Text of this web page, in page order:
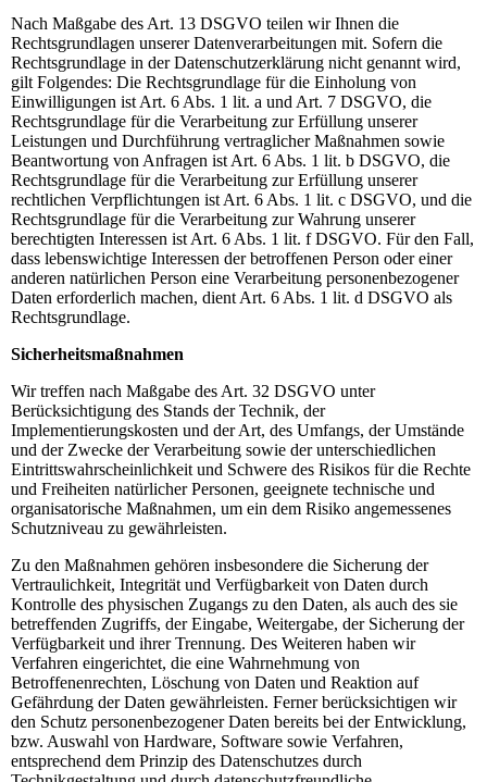
Nach Maßgabe des Art. 13 DSGVO teilen wir Ihnen die
Rechtsgrundlagen unserer Datenverarbeitungen mit. Sofern die
Rechtsgrundlage in der Datenschutzerklärung nicht genannt wird,
gilt Folgendes: Die Rechtsgrundlage für die Einholung von
Einwilligungen ist Art. 6 Abs. 1 lit. a und Art. 7 DSGVO, die
Rechtsgrundlage für die Verarbeitung zur Erfüllung unserer
Leistungen und Durchführung vertraglicher Maßnahmen sowie
Beantwortung von Anfragen ist Art. 6 Abs. 1 lit. b DSGVO, die
Rechtsgrundlage für die Verarbeitung zur Erfüllung unserer
rechtlichen Verpflichtungen ist Art. 6 Abs. 1 lit. c DSGVO, und die
Rechtsgrundlage für die Verarbeitung zur Wahrung unserer
berechtigten Interessen ist Art. 6 Abs. 1 lit. f DSGVO. Für den Fall,
dass lebenswichtige Interessen der betroffenen Person oder einer
anderen natürlichen Person eine Verarbeitung personenbezogener
Daten erforderlich machen, dient Art. 6 Abs. 1 lit. d DSGVO als
Rechtsgrundlage.
Sicherheitsmaßnahmen
Wir treffen nach Maßgabe des Art. 32 DSGVO unter
Berücksichtigung des Stands der Technik, der
Implementierungskosten und der Art, des Umfangs, der Umstände
und der Zwecke der Verarbeitung sowie der unterschiedlichen
Eintrittswahrscheinlichkeit und Schwere des Risikos für die Rechte
und Freiheiten natürlicher Personen, geeignete technische und
organisatorische Maßnahmen, um ein dem Risiko angemessenes
Schutzniveau zu gewährleisten.
Zu den Maßnahmen gehören insbesondere die Sicherung der
Vertraulichkeit, Integrität und Verfügbarkeit von Daten durch
Kontrolle des physischen Zugangs zu den Daten, als auch des sie
betreffenden Zugriffs, der Eingabe, Weitergabe, der Sicherung der
Verfügbarkeit und ihrer Trennung. Des Weiteren haben wir
Verfahren eingerichtet, die eine Wahrnehmung von
Betroffenenrechten, Löschung von Daten und Reaktion auf
Gefährdung der Daten gewährleisten. Ferner berücksichtigen wir
den Schutz personenbezogener Daten bereits bei der Entwicklung,
bzw. Auswahl von Hardware, Software sowie Verfahren,
entsprechend dem Prinzip des Datenschutzes durch